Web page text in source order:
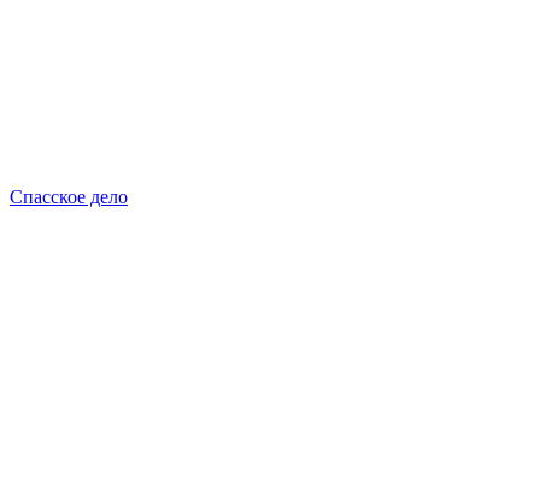
Спасское дело